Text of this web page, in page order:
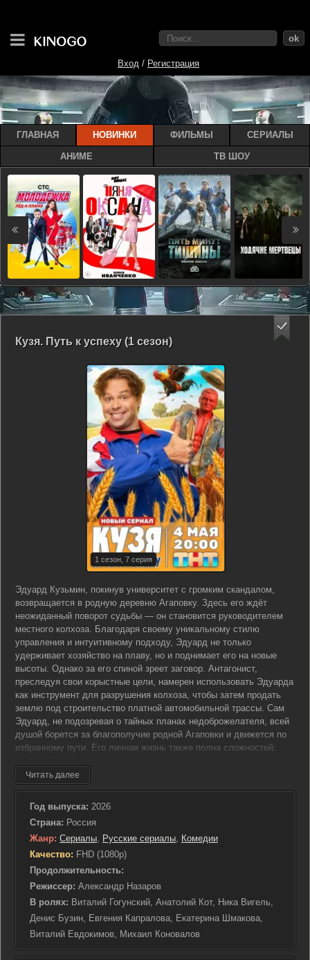
Кузя. Путь к успеху (1 сезон)
1 сезон, 7 серия
Эдуард Кузьмин, покинув университет с громким скандалом,
возвращается в родную деревню Агаповку. Здесь его ждёт
неожиданный поворот судьбы — он становится руководителем
местного колхоза. Благодаря своему уникальному стилю
управления и интуитивному подходу, Эдуард не только
удерживает хозяйство на плаву, но и поднимает его на новые
высоты. Однако за его спиной зреет заговор. Антагонист,
преследуя свои корыстные цели, намерен использовать Эдуарда
как инструмент для разрушения колхоза, чтобы затем продать
землю под строительство платной автомобильной трассы. Сам
Эдуард, не подозревая о тайных планах недоброжелателя, всей
душой борется за благополучие родной Агаповки и движется по
избранному пути. Его личная жизнь также полна сложностей:
одной стороны — соседка Верка, преданная и знающая все
тонкости деревенской жизни, с другой — городская красавица
Даша, чьи взгляды и обаяние пленяют его. Между ними
разворачивается негласное соперничество за право быть рядом с
Эдуардом. Тем временем сам он пытается разобраться в своих
чувствах, найти баланс между личной жизнью и обязанностями
главы колхоза, не подозревая, какие испытания готовит ему
судьба.
Читать далее
Год выпуска: 2026
Страна: Россия
Жанр: Сериалы, Русские сериалы, Комедии
Качество: FHD (1080p)
Продолжительность:
Режиссер: Александр Назаров
В ролях: Виталий Гогунский, Анатолий Кот, Ника Вигель,
Денис Бузин, Евгения Капралова, Екатерина Шмакова,
Виталий Евдокимов, Михаил Коновалов
ok
Вход / Регистрация
ГЛАВНАЯ НОВИНКИ ФИЛЬМЫ СЕРИАЛЫ
АНИМЕ ТВ ШОУ